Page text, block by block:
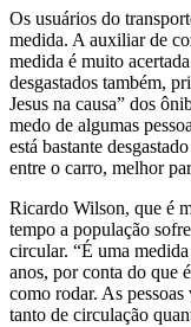
Os usuários do
medida. A auxiliar de
medida é muito
desgastados também,
Jesus na causa” dos
medo de algumas
está bastante
entre o carro, melhor
Ricardo Wilson, que é
tempo a população
circular. “É uma
anos, por conta do que
como rodar. As
tanto de circulação